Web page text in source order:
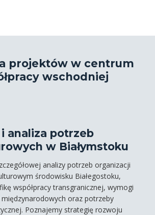
projektów w centrum
wschodniej
analiza potrzeb
w Białymstoku
analizy potrzeb organizacji
środowisku Białegostoku,
współpracy transgranicznej, wymogi
oraz potrzeby
Poznajemy strategię rozwoju